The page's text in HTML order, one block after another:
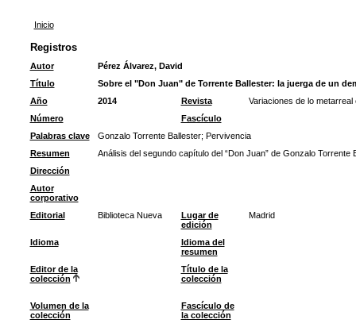
Inicio
Registros
Autor
Pérez Álvarez, David
Título
Sobre el "Don Juan" de Torrente Ballester: la juerga de un
Año
2014 Revista
Variaciones de lo
Número
Fascículo
Palabras clave
Gonzalo Torrente Ballester; Pervivencia
Resumen
Análisis del segundo capítulo del “Don Juan” de Gonzalo
Dirección
Autor
corporativo
Editorial
Biblioteca Nueva
Lugar de
edición
Madrid
Idioma
Idioma del
resumen
Editor de la
colección
Título de la
colección
Volumen de la
colección
Fascículo de
la colección